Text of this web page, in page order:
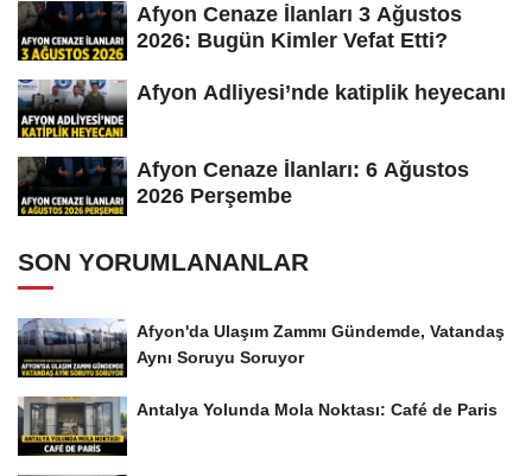
Afyon Cenaze İlanları 3 Ağustos
2026: Bugün Kimler Vefat Etti?
Afyon Adliyesi’nde katiplik heyecanı
Afyon Cenaze İlanları: 6 Ağustos
2026 Perşembe
SON YORUMLANANLAR
Afyon'da Ulaşım Zammı Gündemde, Vatandaş
Aynı Soruyu Soruyor
Antalya Yolunda Mola Noktası: Café de Paris